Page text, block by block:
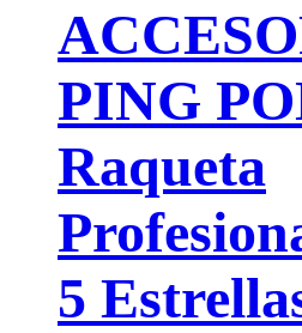
PING
Raqueta
5